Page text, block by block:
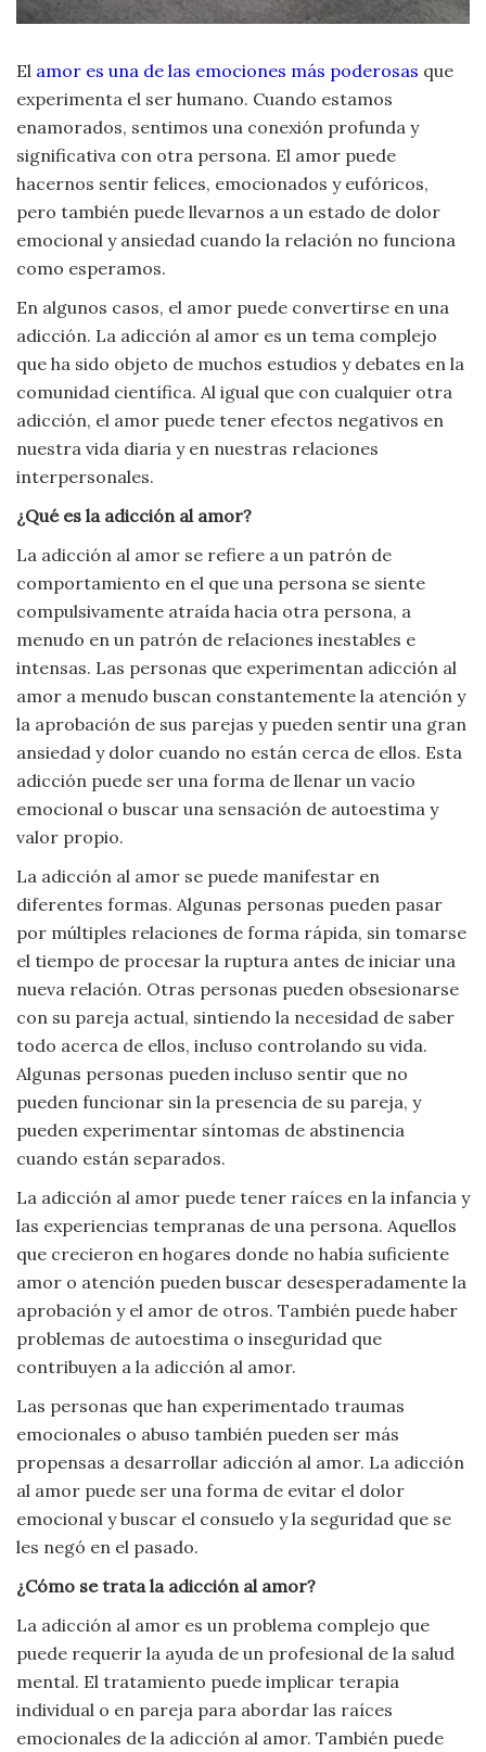
Salud
Sociología
Tecnología
Universo
Viajar
El amor es una de las emociones más poderosas que
experimenta el ser humano. Cuando estamos
enamorados, sentimos una conexión profunda y
significativa con otra persona. El amor puede
hacernos sentir felices, emocionados y eufóricos,
pero también puede llevarnos a un estado de dolor
emocional y ansiedad cuando la relación no funciona
como esperamos.
En algunos casos, el amor puede convertirse en una
adicción. La adicción al amor es un tema complejo
que ha sido objeto de muchos estudios y debates en la
comunidad científica. Al igual que con cualquier otra
adicción, el amor puede tener efectos negativos en
nuestra vida diaria y en nuestras relaciones
interpersonales.
¿Qué es la adicción al amor?
La adicción al amor se refiere a un patrón de
comportamiento en el que una persona se siente
compulsivamente atraída hacia otra persona, a
menudo en un patrón de relaciones inestables e
intensas. Las personas que experimentan adicción al
amor a menudo buscan constantemente la atención y
la aprobación de sus parejas y pueden sentir una gran
ansiedad y dolor cuando no están cerca de ellos. Esta
adicción puede ser una forma de llenar un vacío
emocional o buscar una sensación de autoestima y
valor propio.
La adicción al amor se puede manifestar en
diferentes formas. Algunas personas pueden pasar
por múltiples relaciones de forma rápida, sin tomarse
el tiempo de procesar la ruptura antes de iniciar una
nueva relación. Otras personas pueden obsesionarse
con su pareja actual, sintiendo la necesidad de saber
todo acerca de ellos, incluso controlando su vida.
Algunas personas pueden incluso sentir que no
pueden funcionar sin la presencia de su pareja, y
pueden experimentar síntomas de abstinencia
cuando están separados.
La adicción al amor puede tener raíces en la infancia y
las experiencias tempranas de una persona. Aquellos
que crecieron en hogares donde no había suficiente
amor o atención pueden buscar desesperadamente la
aprobación y el amor de otros. También puede haber
problemas de autoestima o inseguridad que
contribuyen a la adicción al amor.
Las personas que han experimentado traumas
emocionales o abuso también pueden ser más
propensas a desarrollar adicción al amor. La adicción
al amor puede ser una forma de evitar el dolor
emocional y buscar el consuelo y la seguridad que se
les negó en el pasado.
¿Cómo se trata la adicción al amor?
La adicción al amor es un problema complejo que
puede requerir la ayuda de un profesional de la salud
mental. El tratamiento puede implicar terapia
individual o en pareja para abordar las raíces
emocionales de la adicción al amor. También puede